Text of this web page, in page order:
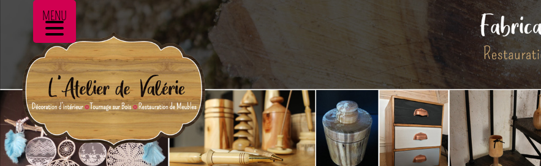
MENU